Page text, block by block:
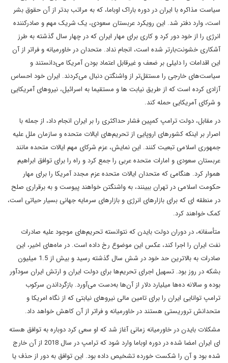
سیاست مذاکره با ایران در دوره باراک اوباما، که به مراتب بدتر از آن حقوق بشر
است، وارد دفتر شد. این رویکرد عربستان سعودی، یک شریک مهم و صادرکننده
انرژی را از خود دور کرد و کاری برای مهار ایران که در چهار سال گذشته به طرز
آشکاری خشونت‌بارتر شده است، انجام نداد. متحدان در خاورمیانه و فراتر از آن
این اقدامات را دلیلی بر ضعف و غیرقابل اعتماد بودن آمریکا می‌دانستند و
سیاست‌های خارجی را مستقل‌تر از واشنگتن دنبال می‌کردند. ایران خود احساس
آزادی کرده است که از طریق نیابت ها و مستقیما به اسرائیل، نیروهای آمریکایی
و شرکای آمریکایی حمله کند.
در مقابل، دولت ترامپ کمپین فشار حداکثری را بر ایران انجام داد، از جمله با
اصرار بر اینکه کشورهای اروپایی از تحریم‌های ایالات متحده و سازمان ملل علیه
جمهوری اسلامی تبعیت کنند. این نمایش، عزم شرکای مهم ایالات متحده مانند
عربستان سعودی و امارات متحده عربی را جمع کرد و راه را برای توافق ابراهیم
هموار کرد. هنگامی که متحدان ایالات متحده عزم مجدد آمریکا را برای مهار
حکومت اسلامی در تهران ببینند، به واشنگتن خواهند پیوست و به برقراری صلح
در منطقه ای که برای بازارهای انرژی و بازارهای سرمایه جهانی بسیار حیاتی است،
کمک خواهند کرد.
متأسفانه، در دوران دولت بایدن که نتوانسته تحریم‌های موجود علیه صادرات
نفت ایران را اجرا کند، عکس این موضوع رخ داده است. در ماه‌های اخیر، این
صادرات به بالاترین حد خود در شش سال گذشته رسید و بیش از 1.5 میلیون
بشکه در روز بود. تسهیل اجرای تحریم‌ها برای دولت ایران و ارتش ایران سودآور
بوده و سالانه ده‌ها میلیارد دلار از آن‌ها به‌دست می‌آورد. بازگرداندن سرکوب
ترامپ توانایی ایران را برای تامین مالی نیروهای نیابتی که از نگاه امریکا و
متحدانش تروریستی هستند در خاورمیانه و فراتر از آن کاهش خواهد داد.
مشکلات بایدن در خاورمیانه زمانی آغاز شد که او سعی کرد دوباره به توافق هسته
ای ایران امضا شده در دوره اوباما وارد شود که ترامپ در سال 2018 از آن خارج
شده بود و آن را شکست خورده تشخیص داده بود. این توافق به دور از حذف یا